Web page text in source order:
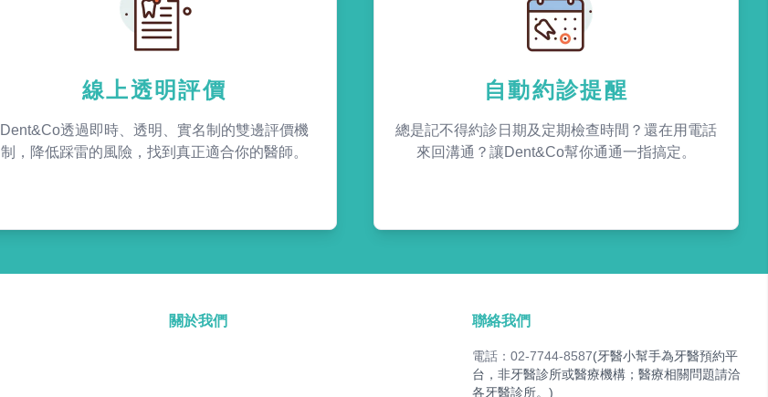
線上透明評價
Dent&Co透過即時、透明、實名制的雙邊評價機
制，降低踩雷的風險，找到真正適合你的醫師。
自動約診提醒
總是記不得約診日期及定期檢查時間？還在用電話
來回溝通？讓Dent&Co幫你通通一指搞定。
關於我們 聯絡我們
電話：02-7744-8587(牙醫小幫手為牙醫預約平
台，非牙醫診所或醫療機構；醫療相關問題請洽
各牙醫診所。)